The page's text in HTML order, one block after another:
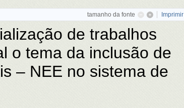
tamanho da fonte Imprimir
de trabalhos
o tema da inclusão de
– NEE no sistema de